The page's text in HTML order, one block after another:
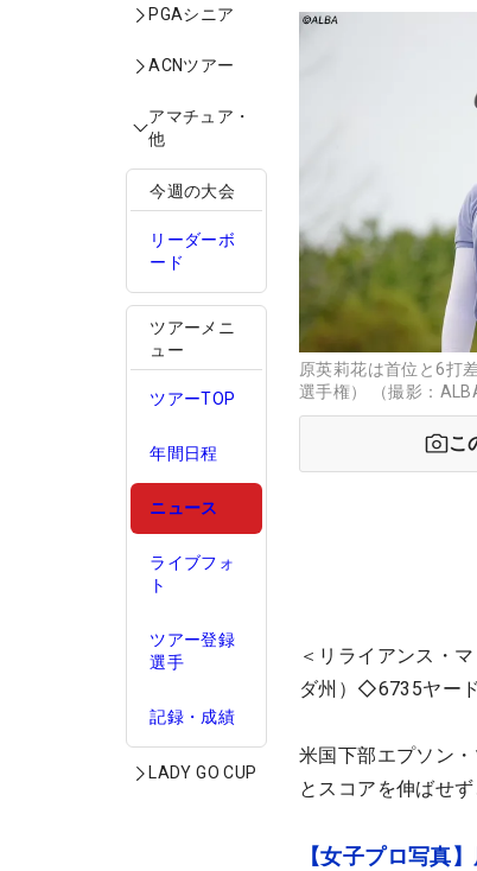
PGAシニア
ACNツアー
アマチュア・
他
今週の大会
リーダーボ
ード
ツアーメニ
ュー
ツアーTOP
年間日程
ニュース
ライブフォ
ト
ツアー登録
選手
記録・成績
LADY GO CUP
原英莉花は首位と6打
選手権） （撮影：
こ
＜リライアンス・
ダ州）◇6735ヤー
米国下部エプソン
とスコアを伸ばせ
【女子プロ写真